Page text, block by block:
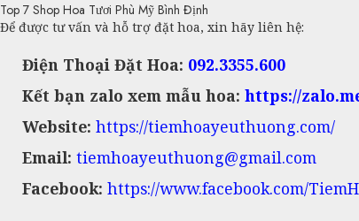
Top 7 Shop Hoa Tươi Phù Mỹ Bình Định
Để được tư vấn và hỗ trợ đặt hoa, xin hãy liên hệ:
Điện Thoại Đặt Hoa: 092.3355.600
Kết bạn zalo xem mẫu hoa: https://
Website: https://tiemhoayeuthuong.com/
Email: tiemhoayeuthuong@gmail.com
Facebook: https://www.facebook.com/